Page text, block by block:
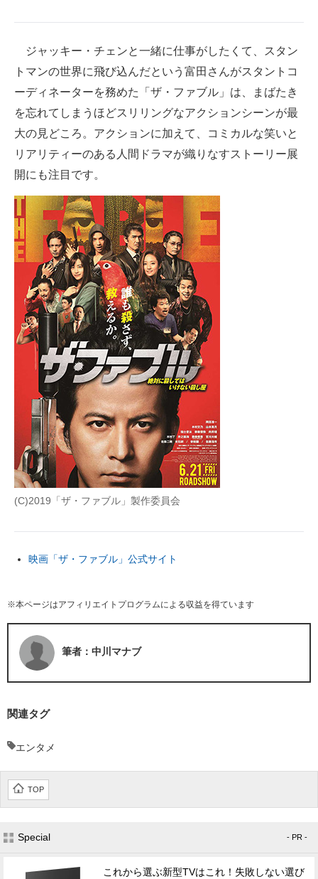
ジャッキー・チェンと一緒に仕事がしたくて、スタン
トマンの世界に飛び込んだという富田さんがスタントコ
ーディネーターを務めた「ザ・ファブル」は、まばたき
を忘れてしまうほどスリリングなアクションシーンが最
大の見どころ。アクションに加えて、コミカルな笑いと
リアリティーのある人間ドラマが織りなすストーリー展
開にも注目です。
(C)2019「ザ・ファブル」製作委員会
映画「ザ・ファブル」公式サイト
※本ページはアフィリエイトプログラムによる収益を得ています
筆者：中川マナブ
関連タグ
エンタメ
TOP
Special - PR -
これから選ぶ新型TVはこれ！失敗しない選び